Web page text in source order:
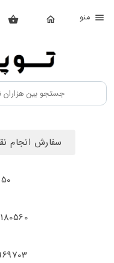
بستن
محصولات
تهیه
اشتراک
سفارش انجام نقشه
180560 نقشه و دتایل
7969703